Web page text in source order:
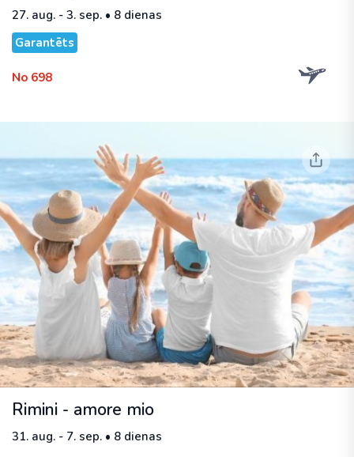
27. aug. - 3. sep. • 8 dienas
Garantēts
No 698
Rimini - amore mio
31. aug. - 7. sep. • 8 dienas